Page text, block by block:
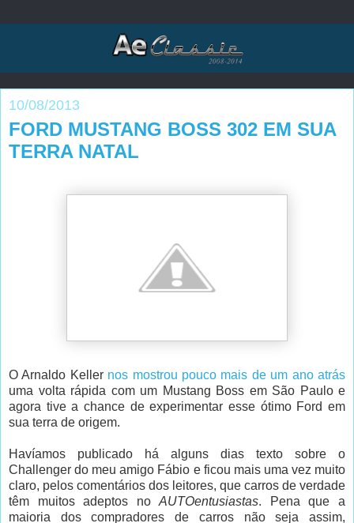
10/08/2013
FORD MUSTANG BOSS 302 EM SUA
TERRA NATAL
O Arnaldo Keller nos mostrou pouco mais de um ano atrás
uma volta rápida com um Mustang Boss em São Paulo e
agora tive a chance de experimentar esse ótimo Ford em
sua terra de origem.
Havíamos publicado há alguns dias texto sobre o
Challenger do meu amigo Fábio e ficou mais uma vez muito
claro, pelos comentários dos leitores, que carros de verdade
têm muitos adeptos noAUTOentusiastas. Pena que a
maioria dos compradores de carros não seja assim,